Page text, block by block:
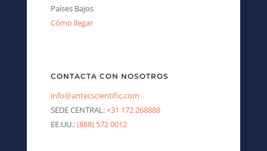
Países Bajos
Cómo llegar
CONTACTA CON NOSOTROS
info@antecscientific.com
SEDE CENTRAL:+31 172 268888
EE.UU.:(888) 572 0012